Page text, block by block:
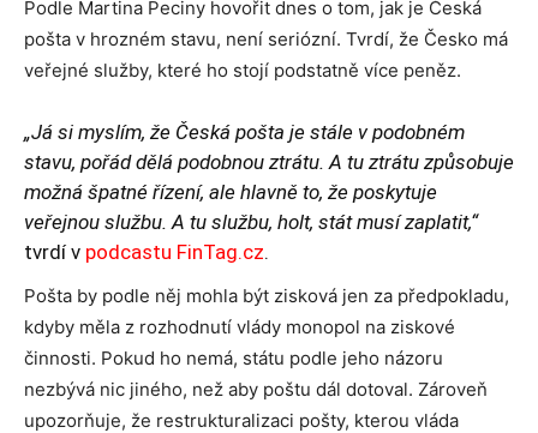
Podle Martina Peciny hovořit dnes o tom, jak je Česká
pošta v hrozném stavu, není seriózní. Tvrdí, že Česko má
veřejné služby, které ho stojí podstatně více peněz.
„Já si myslím, že Česká pošta je stále v podobném
stavu, pořád dělá podobnou ztrátu. A tu ztrátu způsobuje
možná špatné řízení, ale hlavně to, že poskytuje
veřejnou službu. A tu službu, holt, stát musí zaplatit,“
tvrdí v podcastu FinTag.cz.
Pošta by podle něj mohla být zisková jen za předpokladu,
kdyby měla z rozhodnutí vlády monopol na ziskové
činnosti. Pokud ho nemá, státu podle jeho názoru
nezbývá nic jiného, než aby poštu dál dotoval. Zároveň
upozorňuje, že restrukturalizaci pošty, kterou vláda